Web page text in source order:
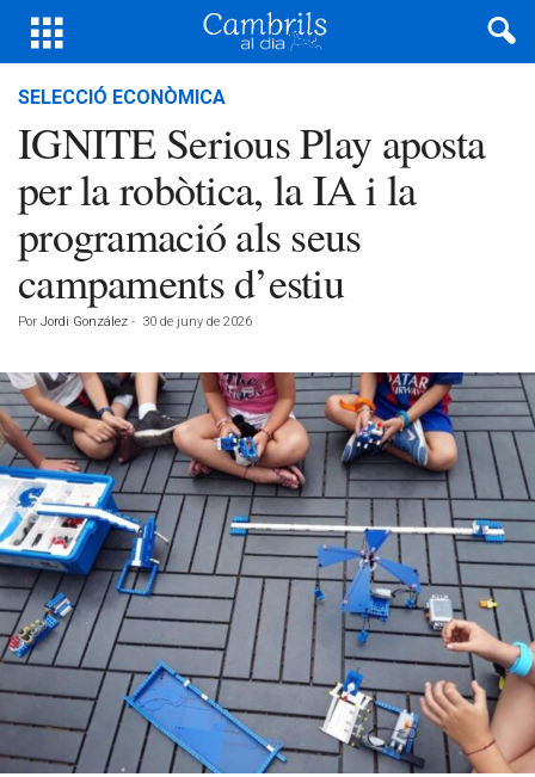
SELECCIÓ ECONÒMICA
IGNITE Serious Play aposta
per la robòtica, la IA i la
programació als seus
campaments d’estiu
Por Jordi González - 30 de juny de 2026